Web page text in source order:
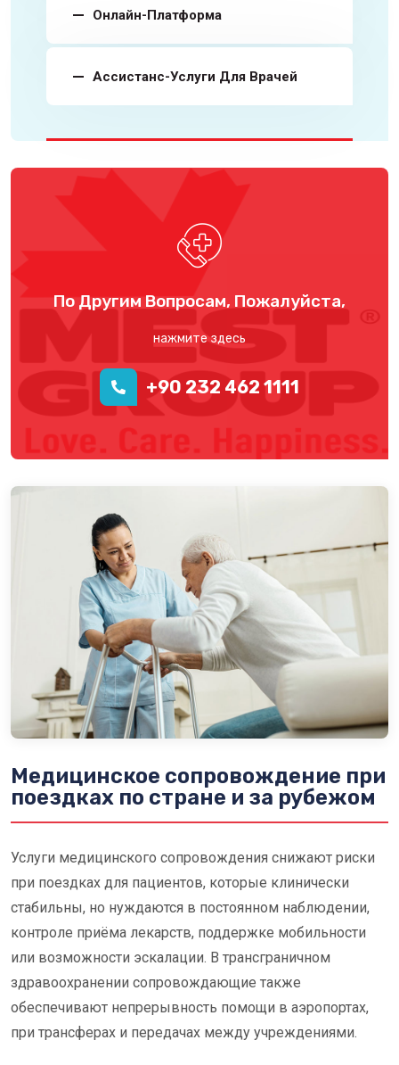
Онлайн-Платформа
Ассистанс-Услуги Для Врачей
По Другим Вопросам, Пожалуйста,
нажмите здесь
+90 232 462 1111
Медицинское сопровождение при
поездках по стране и за рубежом
Услуги медицинского сопровождения снижают риски
при поездках для пациентов, которые клинически
стабильны, но нуждаются в постоянном наблюдении,
контроле приёма лекарств, поддержке мобильности
или возможности эскалации. В трансграничном
здравоохранении сопровождающие также
обеспечивают непрерывность помощи в аэропортах,
при трансферах и передачах между учреждениями.